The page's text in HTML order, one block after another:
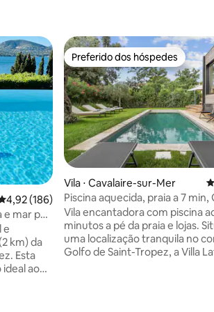
de uma avaliação média de 5, 186
4,92 (186)
e mar por
e
km) da
Esta
ideal ao
Preferido dos hóspedes
Preferido dos hóspedes
Vila ⋅ Cavalaire-sur-Mer
Piscina aquecida, praia a 7 min,
Saint-Tropez
Vila encantadora com piscina
minutos a pé da praia e lojas.
uma localização tranquila no
Golfo de Saint-Tropez, a Villa